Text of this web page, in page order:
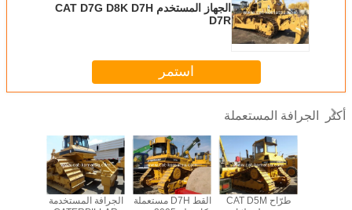
الجهاز المستخدم CAT D7G D8K D7H
D7R
استمر
أكثر الجرافة المستعملة
الجرافة المستخدمة
القط D7H مستعملة
طرّاح CAT D5M